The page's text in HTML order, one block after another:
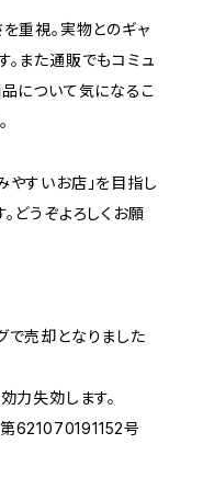
重視。実物とのギャ
また通販でもコミュ
品について気になるこ
やすいお店」を目指し
どうぞよろしくお願
で売却となりました
力失効します。
621070191152号